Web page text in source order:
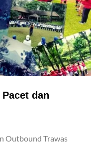
dan
Outbound Trawas